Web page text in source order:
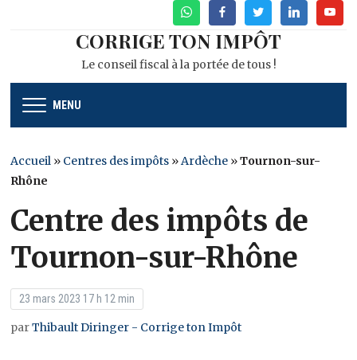
WhatsAppFacebookTwitterLinkedin
CORRIGE TON IMPÔT
Le conseil fiscal à la portée de tous !
MENU
Accueil » Centres des impôts »Ardèche »Tournon-sur-
Rhône
Centre des impôts de
Tournon-sur-Rhône
23 mars 2023 17 h 12 min
parThibault Diringer - Corrige ton Impôt